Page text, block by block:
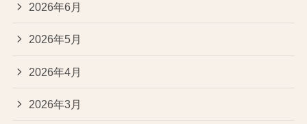
2026年6月
2026年5月
2026年4月
2026年3月